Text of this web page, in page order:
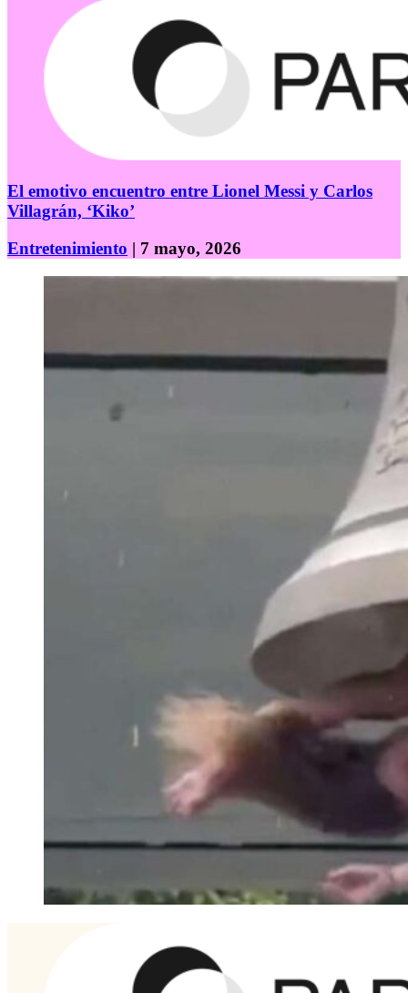
El emotivo encuentro entre Lionel Messi y Carlos
Villagrán, ‘Kiko’
Entretenimiento | 7 mayo, 2026